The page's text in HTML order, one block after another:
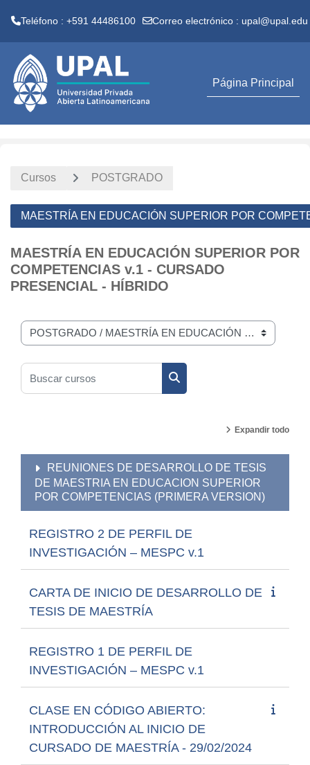
Teléfono : +591 44486100 Correo electrónico : upal@upal.edu
Página Principal
Cursos POSTGRADO
MAESTRÍA EN EDUCACIÓN SUPERIOR POR
MAESTRÍA EN EDUCACIÓN SUPERIOR POR
COMPETENCIAS v.1 - CURSADO
PRESENCIAL - HÍBRIDO
Categorías
Buscar cursos
Buscar cursos
Expandir todo
REUNIONES DE DESARROLLO DE TESIS
DE MAESTRIA EN EDUCACION SUPERIOR
POR COMPETENCIAS (PRIMERA VERSION)
REGISTRO 2 DE PERFIL DE
INVESTIGACIÓN – MESPC v.1
CARTA DE INICIO DE DESARROLLO DE
TESIS DE MAESTRÍA
REGISTRO 1 DE PERFIL DE
INVESTIGACIÓN – MESPC v.1
CLASE EN CÓDIGO ABIERTO:
INTRODUCCIÓN AL INICIO DE
CURSADO DE MAESTRÍA - 29/02/2024